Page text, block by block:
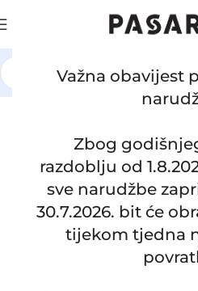
Važna obavijest
Zbog
razdoblju od
sve narudžbe
30.7.2026. bit će
tijekom tjedna
OPEL
Click to enlarge